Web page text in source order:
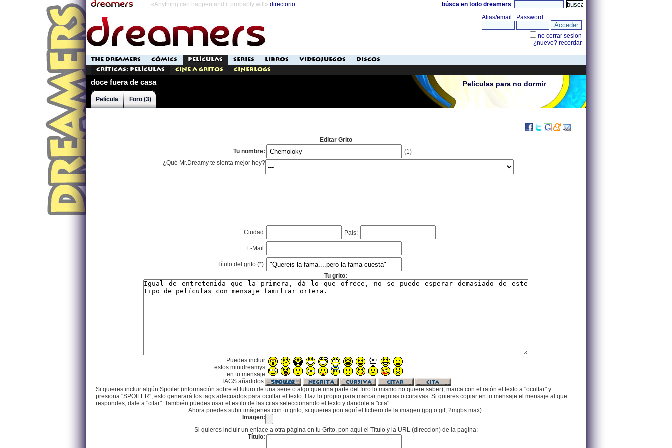
«Anything can happen and it probably will» directorio búsca en todo dreamers
THE DREAMERS CÓMICS PELÍCULAS SERIES LIBROS VIDEOJUEGOS
DISCOS
Críticas: Películas
Cine a Gritos Cineblogs
doce fuera de casa Películas para no dormir
Película Foro (3)
Editar Grito
Tu nombre:
(1)
¿Qué Mr.Dreamy te sienta mejor hoy?
Ciudad: País:
E-Mail:
Título del grito (*):
Tu grito:
Puedes incluir
estos minidreamys
en tu mensaje
TAGS añadidos:
Si quieres incluir algún Spoiler (información sobre el futuro de una serie o algo que una parte del foro lo mismo no quiere saber), marca con el ratón el texto a "ocultar" y
presiona "SPOILER", esto generará los tags adecuados para ocultar el texto. Haz lo propio para marcar negritas o cursivas. Si quieres copiar en tu mensaje el mensaje al que
respondes, dale a "citar". También puedes usar el estilo de las citas seleccionando el texto y dandole a "cita".
Ahora puedes subir imágenes con tu grito, si quieres pon aquí el fichero de la imagen (jpg o gif, 2mgbs max):
Imagen:
Si quieres incluir un enlace a otra página en tu Grito, pon aquí el Título y la URL (direccion) de la pagina:
Título: